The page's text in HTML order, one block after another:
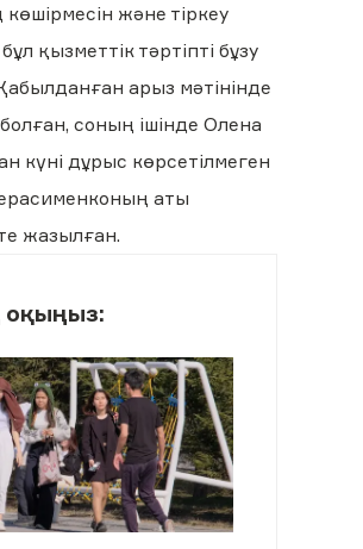
және тіркеу
қызметтік тәртіпті бұзу
арыз мәтінінде
соның ішінде Олена
күні дұрыс көрсетілмеген
аты
жазылған.
оқыңыз: